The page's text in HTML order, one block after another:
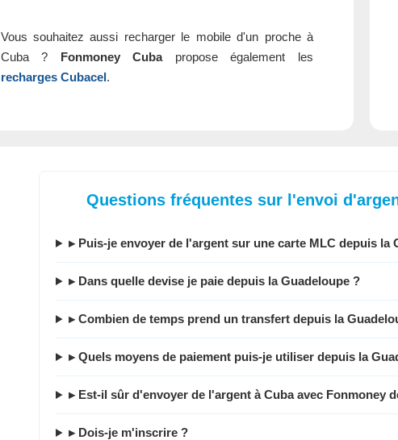
Vous souhaitez aussi recharger le mobile d'un proche à
Cuba ? Fonmoney Cubapropose également les
recharges Cubacel.
Questions fréquentes sur l'envoi
▸ Puis-je envoyer de l'argent sur une carte MLC depuis la
▸ Dans quelle devise je paie depuis la Guadeloupe ?
▸ Combien de temps prend un transfert depuis la
▸ Quels moyens de paiement puis-je utiliser depuis la
▸ Est-il sûr d'envoyer de l'argent à Cuba avec Fonmoney
▸ Dois-je m'inscrire ?